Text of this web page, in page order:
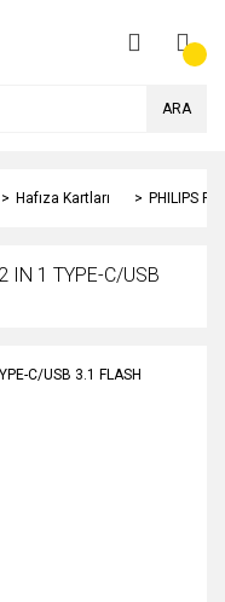
ARA
Hafıza Kartları PHILIPS
IN 1 TYPE-C/USB